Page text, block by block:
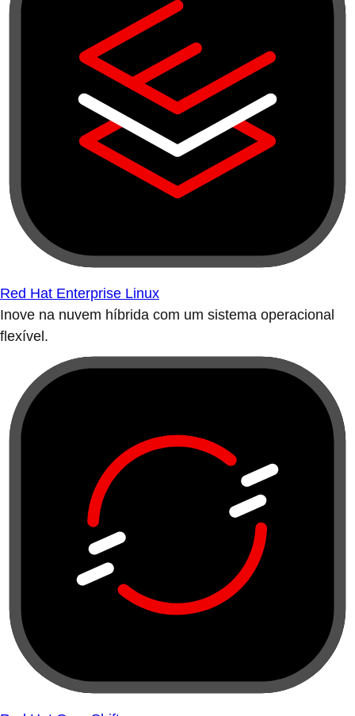
Red Hat Enterprise Linux
Inove na nuvem híbrida com um sistema operacional
flexível.